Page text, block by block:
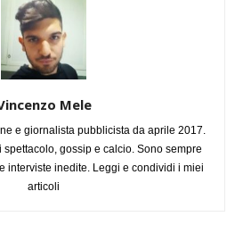
Mele
e giornalista pubblicista da aprile 2017.
gossip e calcio. Sono sempre
interviste inedite. Leggi e condividi i miei
articoli